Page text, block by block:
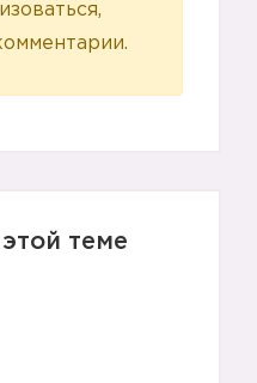
теме